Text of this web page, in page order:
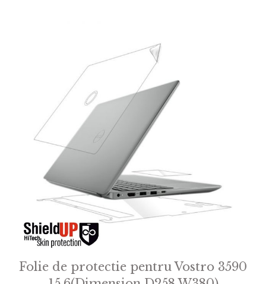
Folie de protectie pentru Vostro 3590